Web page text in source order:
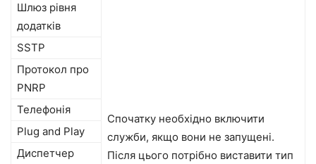
Шлюз рівня
додатків
Спочатку необхідно включити
служби, якщо вони не запущені.
Після цього потрібно виставити тип
SSTP
Протокол про
PNRP
Телефонія
Plug and Play
Диспетчер